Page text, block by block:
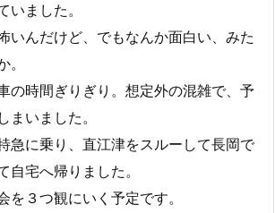
いました。
いんだけど、でもなんか面白い、みた
の時間ぎりぎり。想定外の混雑で、予
まいました。
急に乗り、直江津をスルーして長岡で
自宅へ帰りました。
を３つ観にいく予定です。